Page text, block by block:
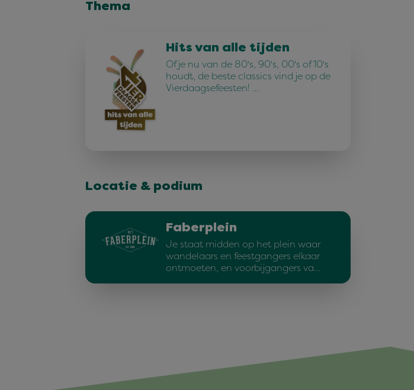
Thema
Hits van alle tijden
Of je nu van de 80's, 90's, 00's of 10's
houdt, de beste classics vind je op de
Vierdaagsefeesten! …
Locatie & podium
Faberplein
Je staat midden op het plein waar
wandelaars en feestgangers elkaar
ontmoeten, en voorbijgangers va…